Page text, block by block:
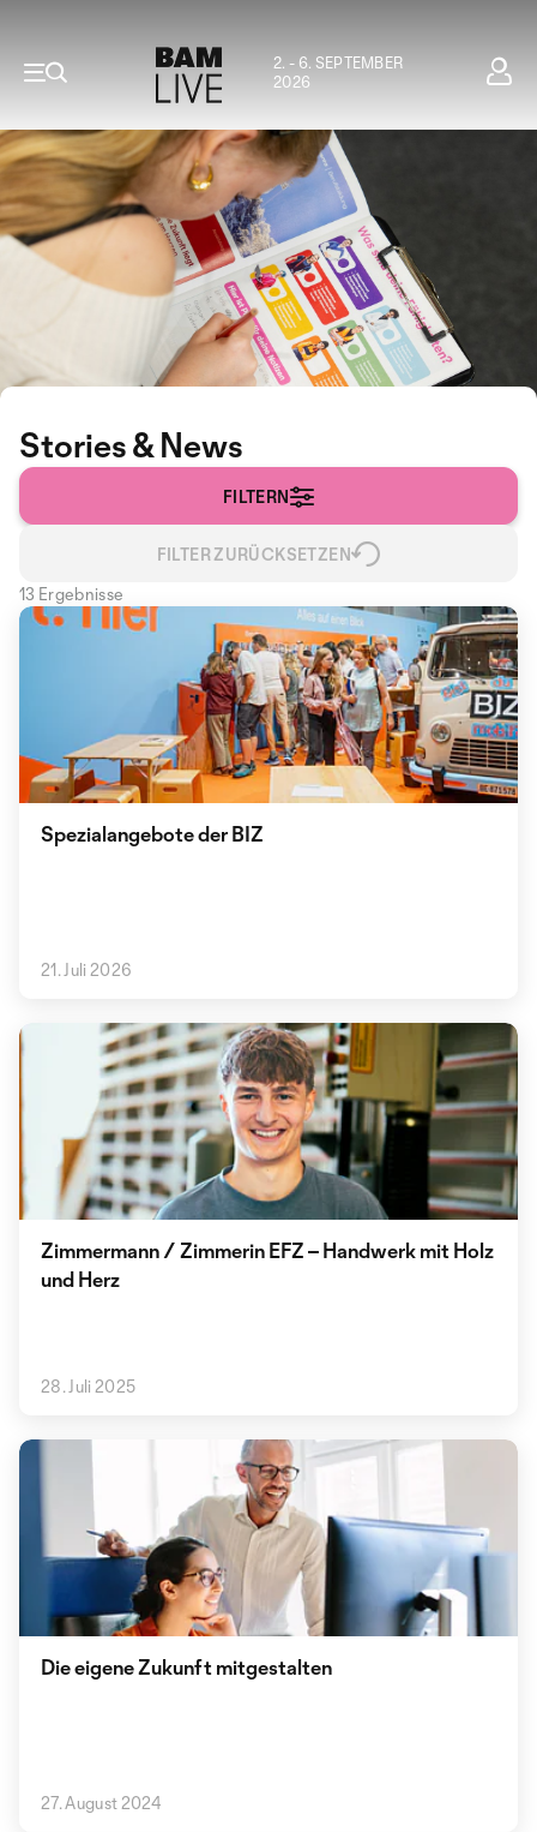
2. - 6. SEPTEMBER
2026
Stories & News
FILTERN
FILTER ZURÜCKSETZEN
13 Ergebnisse
Spezialangebote der BIZ
21. Juli 2026
Zimmermann / Zimmerin EFZ – Handwerk mit Holz
und Herz
28. Juli 2025
Die eigene Zukunft mitgestalten
27. August 2024